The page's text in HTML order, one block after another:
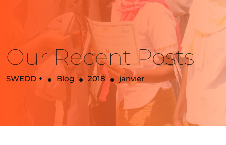
Our Recent Posts
SWEDD + Blog 2018 janvier